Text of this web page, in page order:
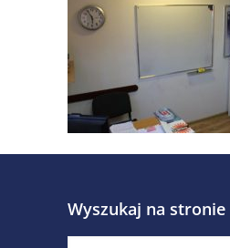
Wyszukaj na stronie